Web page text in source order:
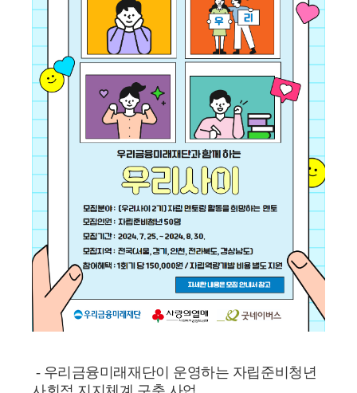
- 우리금융미래재단이 운영하는 자립준비청년